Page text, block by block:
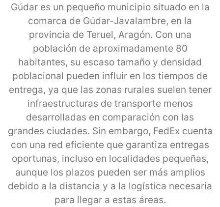
Gúdar es un pequeño municipio situado en la
comarca de Gúdar-Javalambre, en la
provincia de Teruel, Aragón. Con una
población de aproximadamente 80
habitantes, su escaso tamaño y densidad
poblacional pueden influir en los tiempos de
entrega, ya que las zonas rurales suelen tener
infraestructuras de transporte menos
desarrolladas en comparación con las
grandes ciudades. Sin embargo, FedEx cuenta
con una red eficiente que garantiza entregas
oportunas, incluso en localidades pequeñas,
aunque los plazos pueden ser más amplios
debido a la distancia y a la logística necesaria
para llegar a estas áreas.